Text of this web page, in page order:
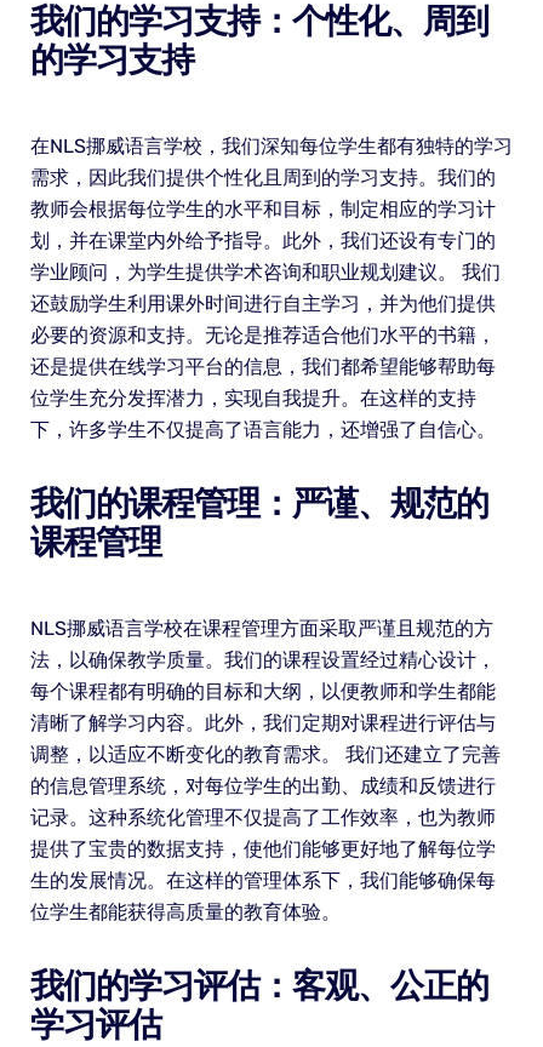
我们的学习支持：个性化、周到
的学习支持
在NLS挪威语言学校，我们深知每位学生都有独特的学习
需求，因此我们提供个性化且周到的学习支持。我们的
教师会根据每位学生的水平和目标，制定相应的学习计
划，并在课堂内外给予指导。此外，我们还设有专门的
学业顾问，为学生提供学术咨询和职业规划建议。 我们
还鼓励学生利用课外时间进行自主学习，并为他们提供
必要的资源和支持。无论是推荐适合他们水平的书籍，
还是提供在线学习平台的信息，我们都希望能够帮助每
位学生充分发挥潜力，实现自我提升。在这样的支持
下，许多学生不仅提高了语言能力，还增强了自信心。
我们的课程管理：严谨、规范的
课程管理
NLS挪威语言学校在课程管理方面采取严谨且规范的方
法，以确保教学质量。我们的课程设置经过精心设计，
每个课程都有明确的目标和大纲，以便教师和学生都能
清晰了解学习内容。此外，我们定期对课程进行评估与
调整，以适应不断变化的教育需求。 我们还建立了完善
的信息管理系统，对每位学生的出勤、成绩和反馈进行
记录。这种系统化管理不仅提高了工作效率，也为教师
提供了宝贵的数据支持，使他们能够更好地了解每位学
生的发展情况。在这样的管理体系下，我们能够确保每
位学生都能获得高质量的教育体验。
我们的学习评估：客观、公正的
学习评估